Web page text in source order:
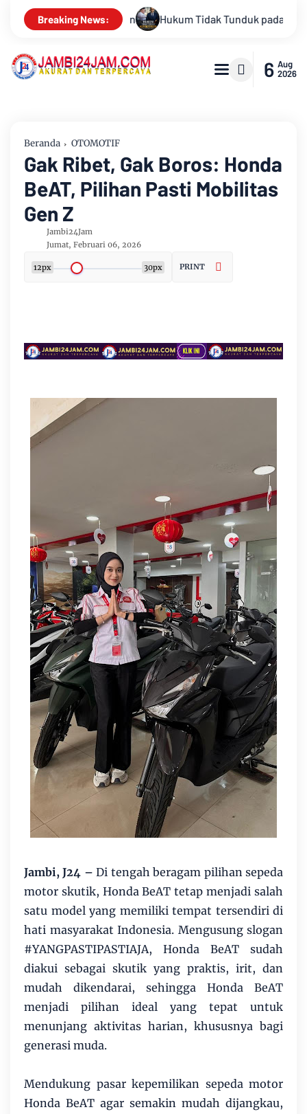
Breaking News:
pada Persepsi: Kritik Terhadap Monopoli Kebenaran oleh
6 Aug
2026
Beranda OTOMOTIF
Gak Ribet, Gak Boros: Honda
BeAT, Pilihan Pasti Mobilitas
Gen Z
Jambi24Jam
Jumat, Februari 06, 2026
12px 30px PRINT
Jambi, J24 – Di tengah beragam pilihan sepeda
motor skutik, Honda BeAT tetap menjadi salah
satu model yang memiliki tempat tersendiri di
hati masyarakat Indonesia. Mengusung slogan
#YANGPASTIPASTIAJA, Honda BeAT sudah
diakui sebagai skutik yang praktis, irit, dan
mudah dikendarai, sehingga Honda BeAT
menjadi pilihan ideal yang tepat untuk
menunjang aktivitas harian, khususnya bagi
generasi muda.
Mendukung pasar kepemilikan sepeda motor
Honda BeAT agar semakin mudah dijangkau,